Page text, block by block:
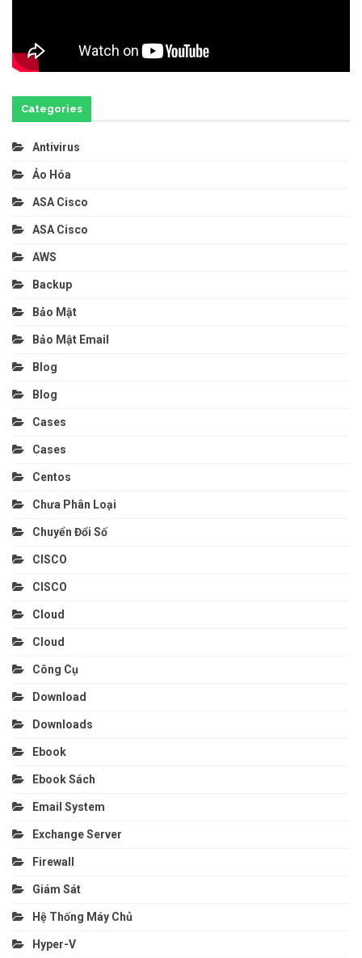
Categories
Antivirus
Ảo Hóa
ASA Cisco
ASA Cisco
AWS
Backup
Bảo Mật
Bảo Mật Email
Blog
Blog
Cases
Cases
Centos
Chưa Phân Loại
Chuyển Đổi Số
CISCO
CISCO
Cloud
Cloud
Công Cụ
Download
Downloads
Ebook
Ebook Sách
Email System
Exchange Server
Firewall
Giám Sát
Hệ Thống Máy Chủ
Hyper-V